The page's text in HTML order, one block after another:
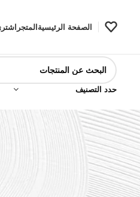
الصفحة الرئيسيةالمتجر
حدد التصنيف